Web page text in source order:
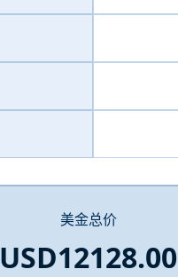
美金总价
USD12128.00